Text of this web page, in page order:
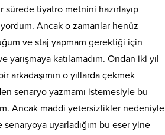
sürede tiyatro metnini hazırlayıp
Ancak o zamanlar henüz
ve staj yapmam gerektiği için
yarışmaya katılamadım. Ondan iki yıl
arkadaşımın o yıllarda çekmek
senaryo yazmamı istemesiyle bu
Ancak maddi yetersizlikler nedeniyle
uyarladığım bu eser yine